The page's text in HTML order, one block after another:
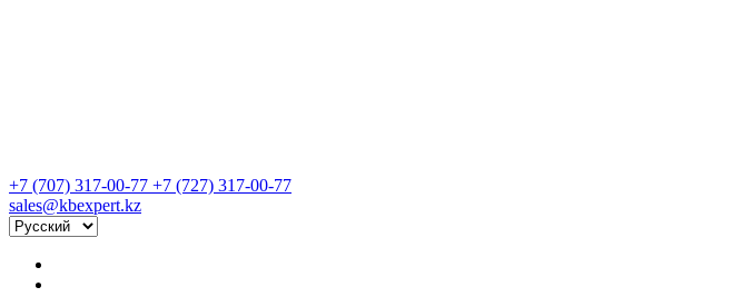
+7 (707) 317-00-77 +7 (727) 317-00-77
sales@kbexpert.kz